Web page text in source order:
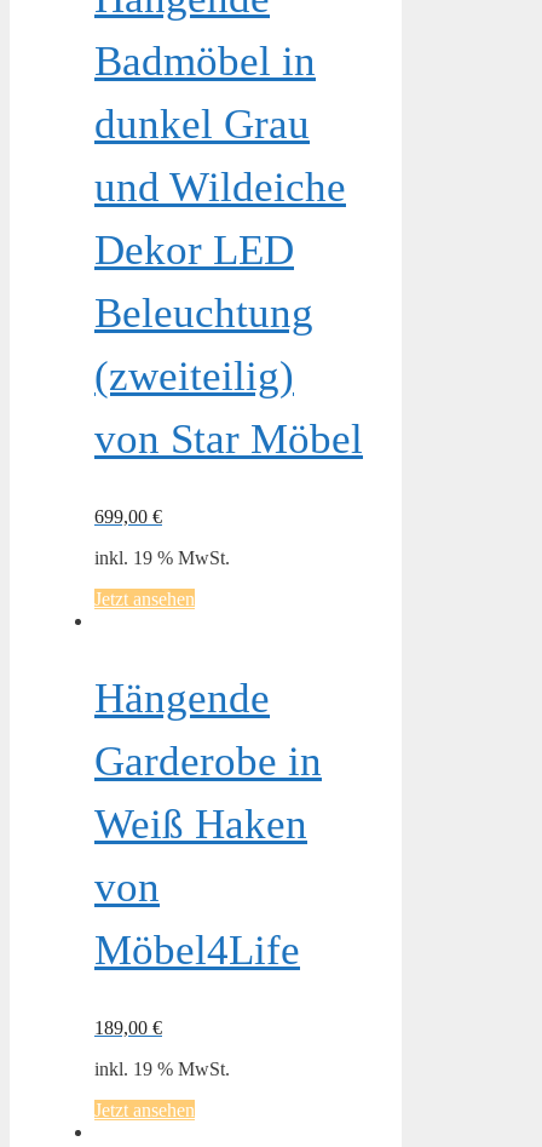
Badmöbel in
dunkel Grau
und Wildeiche
Dekor LED
Beleuchtung
(zweiteilig)
von Star Möbel
699,00 €
inkl. 19 % MwSt.
Jetzt ansehen
Hängende
Garderobe in
Weiß Haken
von
Möbel4Life
189,00 €
inkl. 19 % MwSt.
Jetzt ansehen